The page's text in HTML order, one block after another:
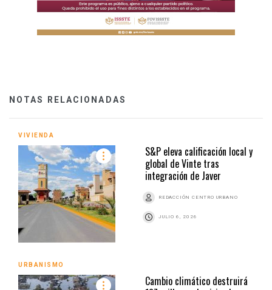
NOTAS RELACIONADAS
VIVIENDA
S&P eleva calificación local y
global de Vinte tras
integración de Javer
REDACCIÓN CENTRO URBANO
JULIO 6, 2026
URBANISMO
Cambio climático destruirá